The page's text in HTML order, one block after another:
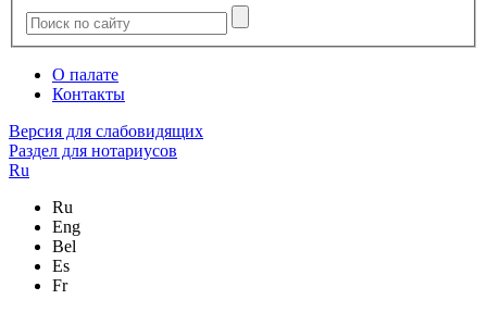
О палате
Контакты
Версия для слабовидящих
Раздел для нотариусов
Ru
Ru
Eng
Bel
Es
Fr